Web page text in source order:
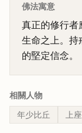
佛法寓意
真正的修行者
生命之上。持
的堅定信念。
相關人物
年少比丘
上